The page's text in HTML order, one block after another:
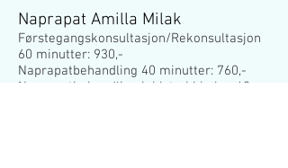
Naprapat Amilla Milak
Førstegangskonsultasjon/Rekonsultasjon
60 minutter: 930,-
Naprapatbehandling 40 minutter: 760,-
Naprapatbehandling inkl. trykkbølge 40